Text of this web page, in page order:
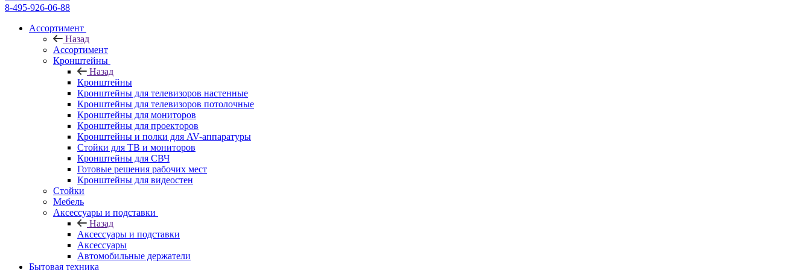
8-495-926-06-88
Ассортимент
Назад
Ассортимент
Кронштейны
Назад
Кронштейны
Кронштейны для телевизоров настенные
Кронштейны для телевизоров потолочные
Кронштейны для мониторов
Кронштейны для проекторов
Кронштейны и полки для AV-аппаратуры
Стойки для ТВ и мониторов
Кронштейны для СВЧ
Готовые решения рабочих мест
Кронштейны для видеостен
Стойки
Мебель
Аксессуары и подставки
Назад
Аксессуары и подставки
Аксессуары
Автомобильные держатели
Бытовая техника